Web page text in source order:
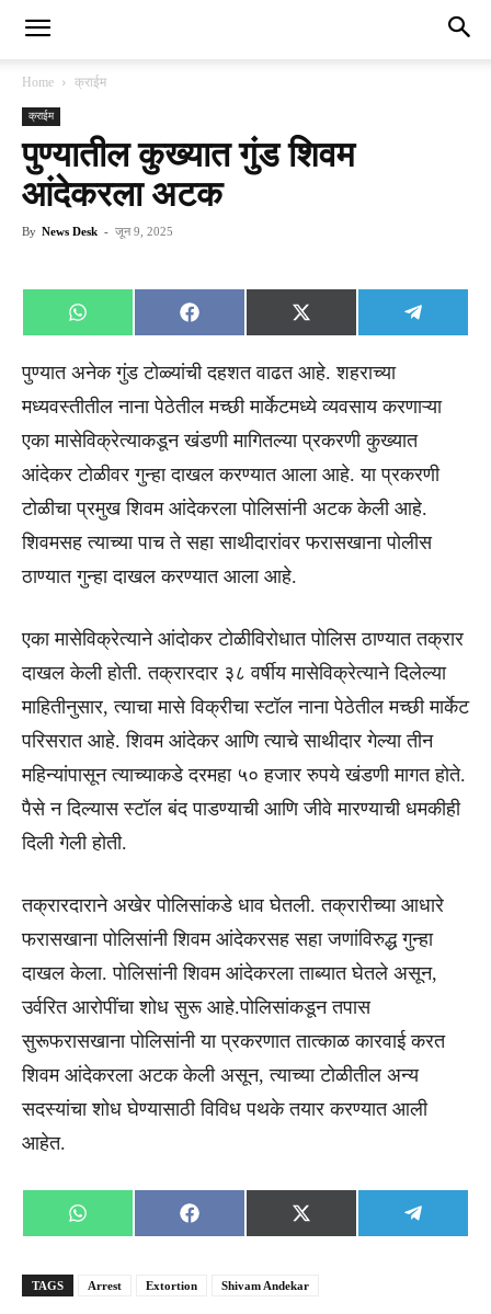
Home क्राईम
क्राईम
पुण्यातील कुख्यात गुंड शिवम
आंदेकरला अटक
By News Desk - जून 9, 2025
Share
on
WhatsApp
Share
on
Facebook
Share
on
X
(Twitter)
Share
on
पुण्यात अनेक गुंड टोळ्यांची दहशत वाढत आहे. शहराच्या
मध्यवस्तीतील नाना पेठेतील मच्छी मार्केटमध्ये व्यवसाय करणाऱ्या
एका मासेविक्रेत्याकडून खंडणी मागितल्या प्रकरणी कुख्यात
आंदेकर टोळीवर गुन्हा दाखल करण्यात आला आहे. या प्रकरणी
टोळीचा प्रमुख शिवम आंदेकरला पोलिसांनी अटक केली आहे.
शिवमसह त्याच्या पाच ते सहा साथीदारांवर फरासखाना पोलीस
ठाण्यात गुन्हा दाखल करण्यात आला आहे.
एका मासेविक्रेत्याने आंदोकर टोळीविरोधात पोलिस ठाण्यात तक्रार
दाखल केली होती. तक्रारदार ३८ वर्षीय मासेविक्रेत्याने दिलेल्या
माहितीनुसार, त्याचा मासे विक्रीचा स्टॉल नाना पेठेतील मच्छी मार्केट
परिसरात आहे. शिवम आंदेकर आणि त्याचे साथीदार गेल्या तीन
महिन्यांपासून त्याच्याकडे दरमहा ५० हजार रुपये खंडणी मागत होते.
पैसे न दिल्यास स्टॉल बंद पाडण्याची आणि जीवे मारण्याची धमकीही
दिली गेली होती.
तक्रारदाराने अखेर पोलिसांकडे धाव घेतली. तक्रारीच्या आधारे
फरासखाना पोलिसांनी शिवम आंदेकरसह सहा जणांविरुद्ध गुन्हा
दाखल केला. पोलिसांनी शिवम आंदेकरला ताब्यात घेतले असून,
उर्वरित आरोपींचा शोध सुरू आहे.पोलिसांकडून तपास
सुरूफरासखाना पोलिसांनी या प्रकरणात तात्काळ कारवाई करत
शिवम आंदेकरला अटक केली असून, त्याच्या टोळीतील अन्य
सदस्यांचा शोध घेण्यासाठी विविध पथके तयार करण्यात आली
आहेत.
Share
on
WhatsApp
Share
on
Facebook
Share
on
X
(Twitter)
Share
on
TAGS Arrest Extortion Shivam Andekar